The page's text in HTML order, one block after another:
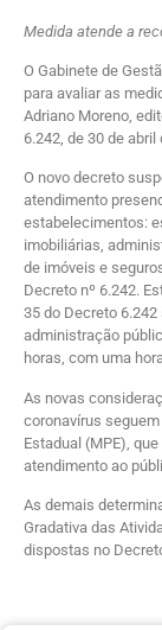
Medida atende a
O Gabinete de
para avaliar as
Adriano Moreno,
6.242, de 30 de abril
O novo decreto
atendimento
estabelecimentos:
imobiliárias,
de imóveis e
Decreto nº 6.242.
35 do Decreto
administração
horas, com uma
As novas
coronavírus
Estadual (MPE),
atendimento ao
As demais
Gradativa das
dispostas no